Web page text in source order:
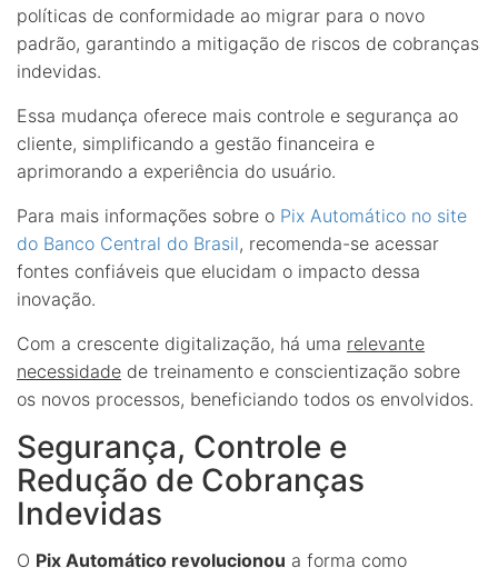
políticas de conformidade ao migrar para o novo
padrão, garantindo a mitigação de riscos de cobranças
indevidas.
Essa mudança oferece mais controle e segurança ao
cliente, simplificando a gestão financeira e
aprimorando a experiência do usuário.
Para mais informações sobre o Pix Automático no site
do Banco Central do Brasil, recomenda-se acessar
fontes confiáveis que elucidam o impacto dessa
inovação.
Com a crescente digitalização, há uma relevante
necessidade de treinamento e conscientização sobre
os novos processos, beneficiando todos os envolvidos.
Segurança, Controle e
Redução de Cobranças
Indevidas
O Pix Automático revolucionou a forma como